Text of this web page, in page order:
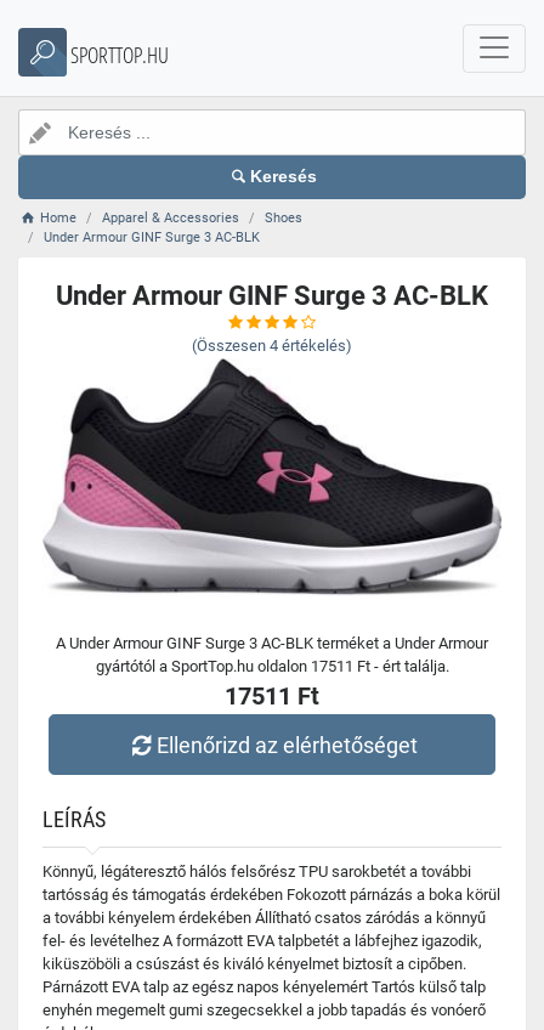
SPORTTOP.HU
Keresés
Home Apparel & Accessories
Shoes
Under Armour GINF Surge 3 AC-BLK
Under Armour GINF Surge 3 AC-BLK
(Összesen 4 értékelés)
A Under Armour GINF Surge 3 AC-BLK terméket a Under Armour
gyártótól a SportTop.hu oldalon 17511 Ft - ért találja.
17511 Ft
Ellenőrizd az elérhetőséget
LEÍRÁS
Könnyű, légáteresztő hálós felsőrész TPU sarokbetét a további
tartósság és támogatás érdekében Fokozott párnázás a boka körül
a további kényelem érdekében Állítható csatos záródás a könnyű
fel- és levételhez A formázott EVA talpbetét a lábfejhez igazodik,
kiküszöböli a csúszást és kiváló kényelmet biztosít a cipőben.
Párnázott EVA talp az egész napos kényelemért Tartós külső talp
enyhén megemelt gumi szegecsekkel a jobb tapadás és vonóerő